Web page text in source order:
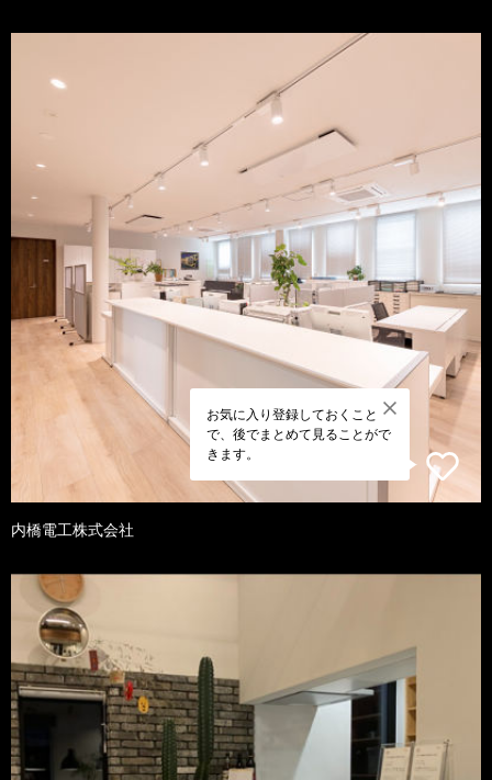
お気に入り登録しておくこと
で、後でまとめて見ることがで
きます。
内橋電工株式会社